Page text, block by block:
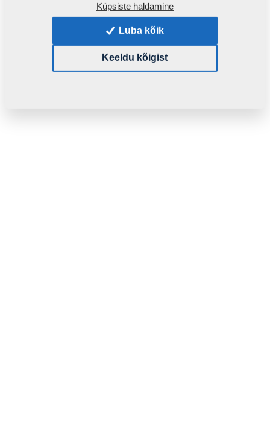
m10293
Algne katalooginumber: 4000040
See varuosa sobib ka järgmistele masinatele:
DUOLENT
Küpsiste haldamine
Luba kõik
Keeldu kõigist